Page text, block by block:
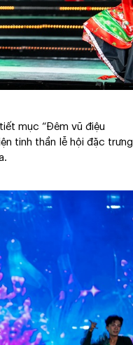
mục “Đêm vũ điệu
tinh thần lễ hội đặc trưng